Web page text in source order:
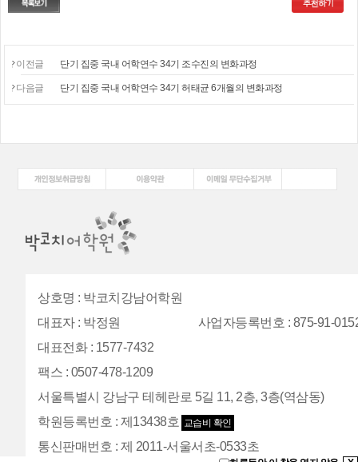
이전글 단기 집중 국내 어학연수 34기 조수진의 변화과정
다음글 단기 집중 국내 어학연수 34기 허태균 6개월의 변화과정
상호명 : 박코치강남어학원
대표자: 박정원 사업자등록번호 : 875-91-
대표전화: 1577-7432
팩스 : 0507-478-1209
서울특별시 강남구 테헤란로 5길 11, 2층, 3층(역삼동)
학원등록번호 : 제13438호 교습비 확인
통신판매번호 : 제 2011-서울서초-0533초